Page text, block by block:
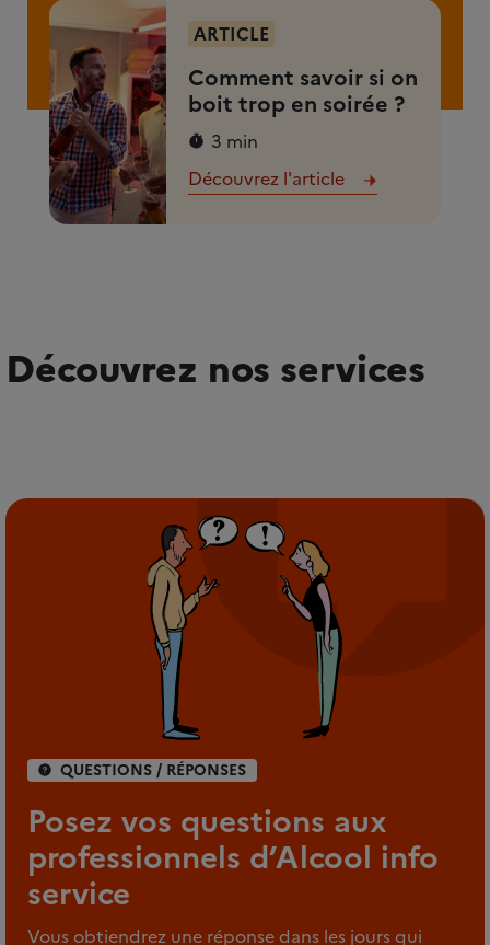
ARTICLE
Comment savoir si on
boit trop en soirée ?
3 min
Découvrez l'article
Découvrez nos services
QUESTIONS / RÉPONSES
Posez vos questions aux
professionnels d’Alcool info
service
Vous obtiendrez une réponse dans les jours qui